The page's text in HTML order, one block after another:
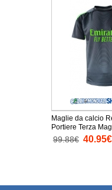
Maglie da calcio
Portiere Terza
99.88€ 40.95€